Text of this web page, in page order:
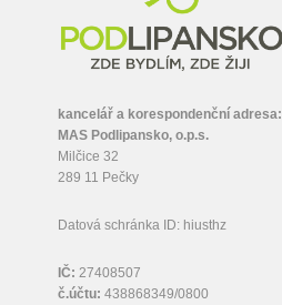
kancelář a korespondenční adresa:
MAS Podlipansko, o.p.s.
Milčice 32
289 11 Pečky
Datová schránka ID: hiusthz
IČ: 27408507
č.účtu: 438868349/0800